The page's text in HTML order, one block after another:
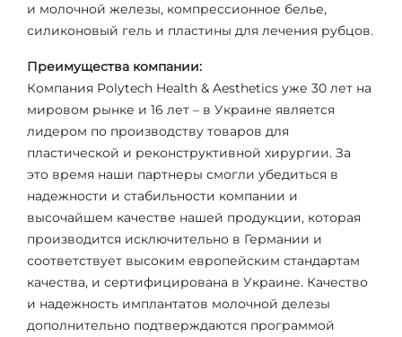
и молочной железы, компрессионное белье,
силиконовый гель и пластины для лечения рубцов.
Преимущества компании:
Компания Polytech Health & Aesthetics уже 30 лет на
мировом рынке и 16 лет – в Украине является
лидером по производству товаров для
пластической и реконструктивной хирургии. За
это время наши партнеры смогли убедиться в
надежности и стабильности компании и
высочайшем качестве нашей продукции, которая
производится исключительно в Германии и
соответствует высоким европейским стандартам
качества, и сертифицирована в Украине. Качество
и надежность имплантатов молочной делезы
дополнительно подтверждаются программой